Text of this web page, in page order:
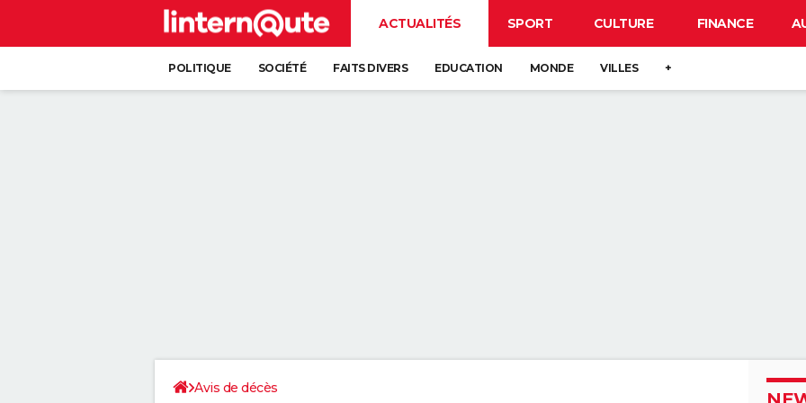
ACTUALITÉS SPORT CULTURE FINANCE
POLITIQUE SOCIÉTÉ FAITS DIVERS EDUCATION MONDE VILLES +
Avis de décès